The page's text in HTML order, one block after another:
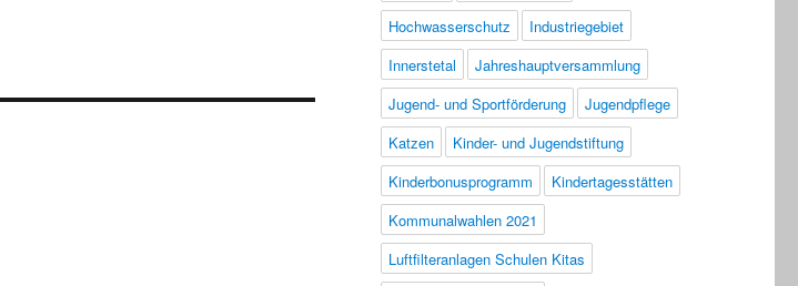
Hochwasserschutz
Industriegebiet
Innerstetal
Jahreshauptversammlung
Jugend- und Sportförderung
Jugendpflege
Katzen
Kinder- und Jugendstiftung
Kinderbonusprogramm
Kindertagesstätten
Kommunalwahlen 2021
Luftfilteranlagen Schulen Kitas